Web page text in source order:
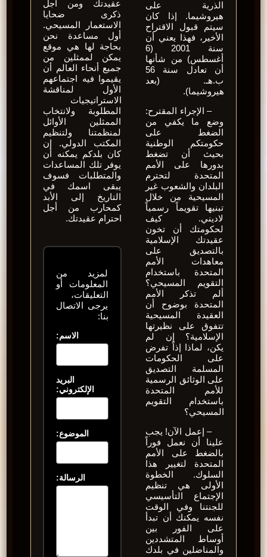
الذرية على
هيروشيما. إذا كان
سيتم قبول الاقتراح
الأخير، فهذا يعني أن
أغسطس) من شأنها
أن تعادل سنة 56
ب.هـ. (بعد
هيروشيما).
– الإجراء المقترح:
وضع ما يكفي من
الضغط على
حكومتكم الوطنية
بحيث أن تضغط
بدورها على الأمم
المتحدة لتحترم
البلدان والشعوب غير
المسيحية من خلال
تبنيها تقويماً رسمياً
لاديني. كيف
لحكومتك أن تخون
عقيدتك الإسلامية
بالتصديق على
معاهدات الأمم
المتحدة باستخدام
التقويم المسيحي؟
ألم تذكر الأمم
المتحدة بوضوح أن
العقيدة المسيحية
تتفوق على نظيرتها
الإسلامية؟ إن لم
يكن، لماذا إذاً تفرض
على الحكومات
المسلمة التصديق
على الوثائق الرسمية
للأمم المتحدة
باستخدام التقويم
المسيحي؟
– إعمل الآن! يجب
علينا أن نعمل فوراً
بالضغط على الأمم
المتحدة لتغيير هذا
السلوك. الخطوة
الأولى هي تنظيم
الإجتماع التأسيسي
للجنتنا وفي الوقت
نفسه يمكنك أن تبدأ
على الفور بين
أوساط المتشددين
والمناضلين في بلدك
عقيدتك ومن أجل
ذكرى ضحايا
الاستعمار المسيحي.
أول مساعدة نحن
بحاجة لها هي موقع
يمكن لممثلين من
جميع أنحاء العالم أن
يقيموا فيه اجتماعهم
الأول لمناقشة
الاستراتيجيات
المطلوبة ولانتخاب
الممثلين الأوائل
لمنظمتنا ولتنظيم
المكتب الدولي. إن
كان بلدكم يمكنه أن
يوفر تلك المساعدات
والمتطلبات فسوف
يبقى اسمك في
التاريخ إلى الأبد
كمحارب من أجل
احترام عقيدتك.
لمزيد من
المعلومات أو
التعليقات،
يرجى الاتصال
الإلكتروني:
الموضوع:
الرسالة: